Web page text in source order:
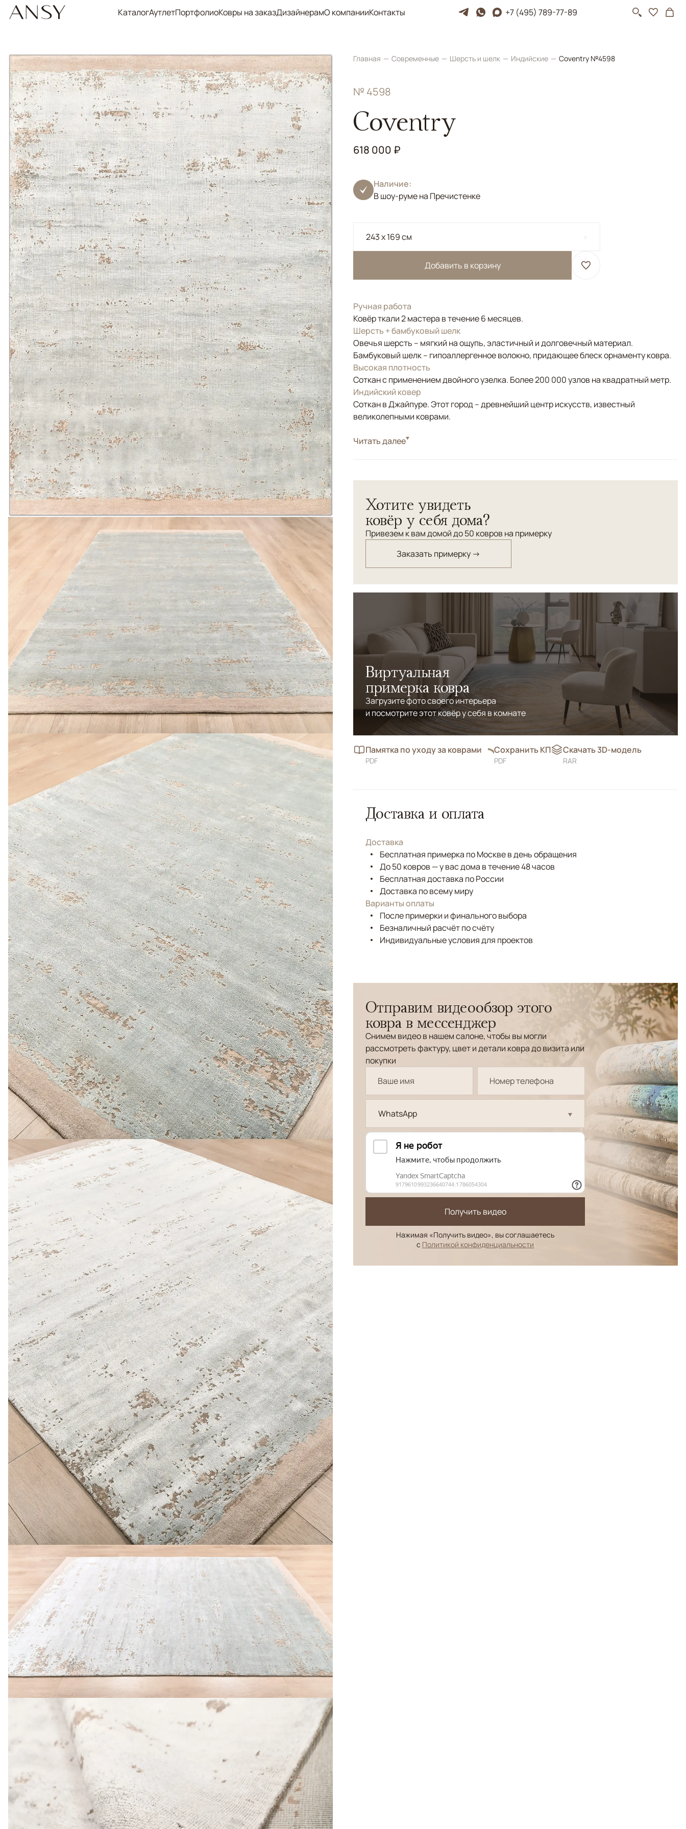
КаталогАутлетПортфолиоКовры на заказДизайнерамО компанииКонтакты +7 (495) 789-77-89
Главная Современные Шерсть и шелк Индийские Coventry №4598
№ 4598
Coventry
618 000 ₽
Наличие:
В шоу-руме на Пречистенке
243 x 169 см
Добавить в корзину
Ручная работа
Ковёр ткали 2 мастера в течение 6 месяцев.
Шерсть + бамбуковый шелк
Овечья шерсть – мягкий на ощупь, эластичный и долговечный материал.
Бамбуковый шелк – гипоаллергенное волокно, придающее блеск орнаменту ковра.
Высокая плотность
Соткан с применением двойного узелка. Более 200 000 узлов на квадратный метр.
Индийский ковер
Соткан в Джайпуре. Этот город – древнейший центр искусств, известный
великолепными коврами.
СтильСовременные
Читать далее
Хотите увидеть
ковёр у себя дома?
Привезем к вам домой до 50 ковров на примерку
Заказать примерку →
Виртуальная
примерка ковра
Загрузите фото своего интерьера
и посмотрите этот ковёр у себя в комнате
Памятка по уходу за коврами
PDF
Сохранить КП
PDF
Скачать 3D-модель
RAR
Доставка и оплата
Доставка
Бесплатная примерка по Москве в день обращения
До 50 ковров — у вас дома в течение 48 часов
Бесплатная доставка по России
Доставка по всему миру
Варианты оплаты
После примерки и финального выбора
Безналичный расчёт по счёту
Индивидуальные условия для проектов
Отправим видеообзор этого
ковра в мессенджер
Снимем видео в нашем салоне, чтобы вы могли
рассмотреть фактуру, цвет и детали ковра до визита или
покупки
WhatsApp
Получить видео
Нажимая «Получить видео», вы соглашаетесь
с Политикой конфиденциальности